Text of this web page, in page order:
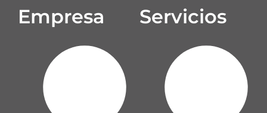
Empresa Servicios